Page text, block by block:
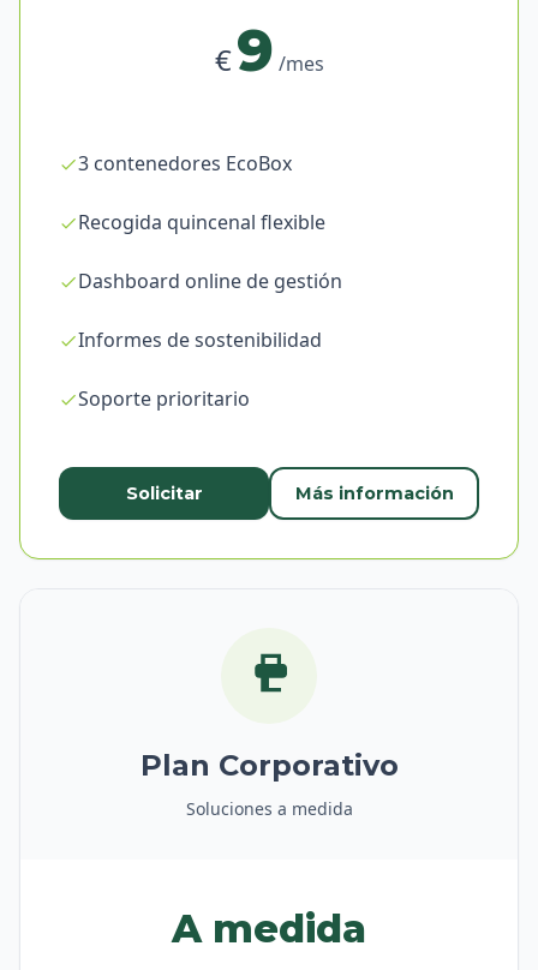
€9 /mes
3 contenedores EcoBox
Recogida quincenal flexible
Dashboard online de gestión
Informes de sostenibilidad
Soporte prioritario
Solicitar Más información
Plan Corporativo
Soluciones a medida
A medida